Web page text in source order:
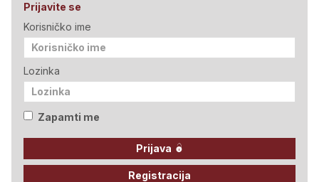
Prijavite se
Korisničko ime
Lozinka
Zapamti me
Prijava
Registracija